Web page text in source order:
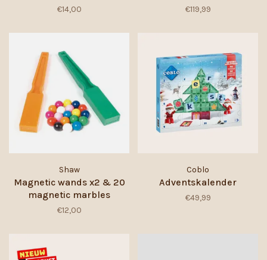
€14,00 €119,99
Shaw
Magnetic wands x2 & 20
magnetic marbles
€12,00
Coblo
Adventskalender
€49,99